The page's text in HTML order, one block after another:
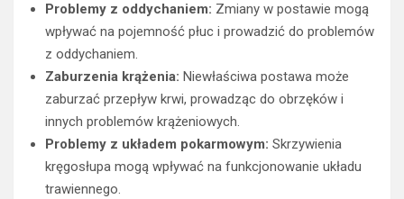
Problemy z oddychaniem: Zmiany w postawie mogą
wpływać na pojemność płuc i prowadzić do problemów
z oddychaniem.
Zaburzenia krążenia: Niewłaściwa postawa może
zaburzać przepływ krwi, prowadząc do obrzęków i
innych problemów krążeniowych.
Problemy z układem pokarmowym: Skrzywienia
kręgosłupa mogą wpływać na funkcjonowanie układu
trawiennego.